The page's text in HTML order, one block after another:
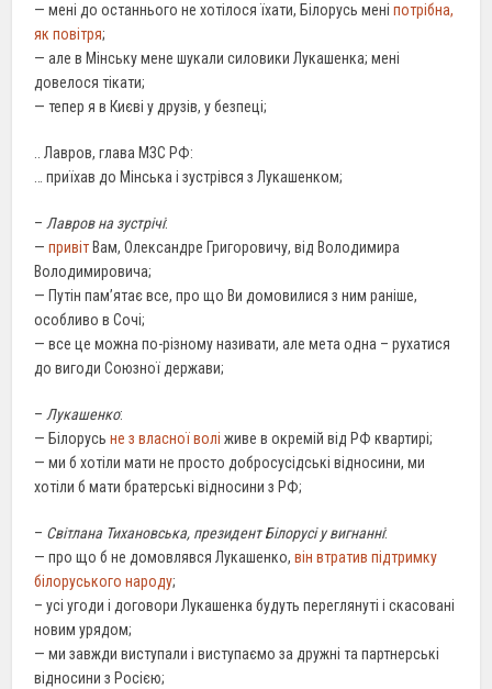
— мені до останнього не хотілося їхати, Білорусь меніпотрібна,
як повітря;
— але в Мінську мене шукали силовики Лукашенка; мені
довелося тікати;
— тепер я в Києві у друзів, у безпеці;
.. Лавров, глава МЗС РФ:
… приїхав до Мінська і зустрівся з Лукашенком;
–Лавров на зустрічі:
—привіт Вам, Олександре Григоровичу, від Володимира
Володимировича;
— Путін пам’ятає все, про що Ви домовилися з ним раніше,
особливо в Сочі;
— все це можна по-різному називати, але мета одна – рухатися
до вигоди Союзної держави;
–Лукашенко:
— Білорусьне з власної волі живе в окремій від РФ квартирі;
— ми б хотіли мати не просто добросусідські відносини, ми
хотіли б мати братерські відносини з РФ;
– Світлана Тихановська, президент Білорусі у вигнанні:
— про що б не домовлявся Лукашенко,він втратив підтримку
білоруського народу;
– усі угоди і договори Лукашенка будуть переглянуті і скасовані
новим урядом;
— ми завжди виступали і виступаємо за дружні та партнерські
відносини з Росією;